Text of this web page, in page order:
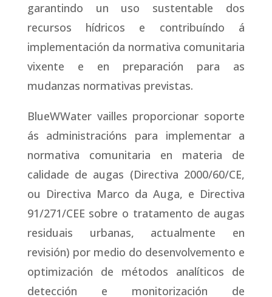
garantindo un uso sustentable dos
recursos hídricos e contribuíndo á
implementación da normativa comunitaria
vixente e en preparación para as
mudanzas normativas previstas.
BlueWWater vailles proporcionar soporte
ás administracións para implementar a
normativa comunitaria en materia de
calidade de augas (Directiva 2000/60/CE,
ou Directiva Marco da Auga, e Directiva
91/271/CEE sobre o tratamento de augas
residuais urbanas, actualmente en
revisión) por medio do desenvolvemento e
optimización de métodos analíticos de
detección e monitorización de